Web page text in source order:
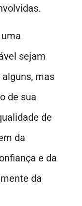
sejam
mas
de sua
de
da
e da
da